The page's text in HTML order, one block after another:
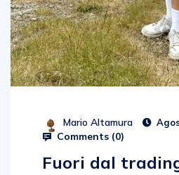
Mario Altamura
Comments (0)
Fuori dal